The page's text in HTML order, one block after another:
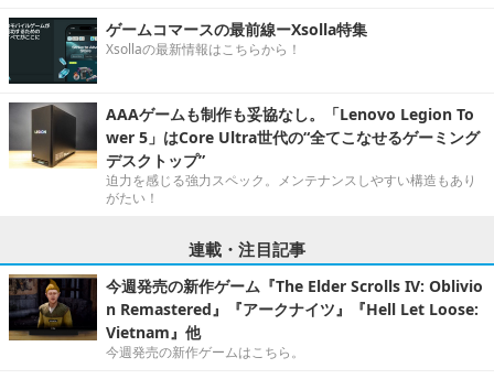
ゲームコマースの最前線ーXsolla特集
Xsollaの最新情報はこちらから！
AAAゲームも制作も妥協なし。「Lenovo Legion To
wer 5」はCore Ultra世代の“全てこなせるゲーミング
デスクトップ”
迫力を感じる強力スペック。メンテナンスしやすい構造もあり
がたい！
連載・注目記事
今週発売の新作ゲーム『The Elder Scrolls IV: Oblivio
n Remastered』『アークナイツ』『Hell Let Loose:
Vietnam』他
今週発売の新作ゲームはこちら。